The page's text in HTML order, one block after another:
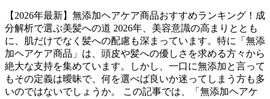
【2026年最新】無添加ヘアケア商品おすすめランキング！成
分解析で選ぶ美髪への道 2026年、美容意識の高まりととも
に、肌だけでなく髪への配慮も深まっています。特に「無添
加ヘアケア商品」は、頭皮や髪への優しさを求める方々から
絶大な支持を集めています。しかし、一口に無添加と言って
もその定義は曖昧で、何を選べば良いか迷ってしまう方も多
いのではないでしょうか。 この記事では、「無添加ヘアケ